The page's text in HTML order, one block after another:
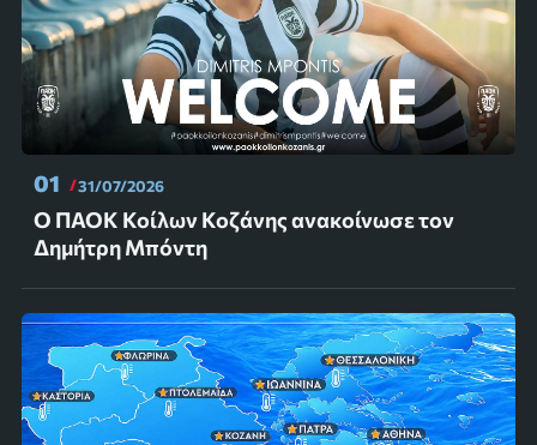
01 31/07/2026
Ο ΠΑΟΚ Κοίλων Κοζάνης ανακοίνωσε τον
Δημήτρη Μπόντη